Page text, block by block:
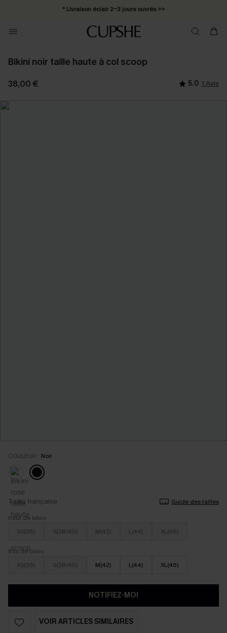
* Livraison éclair 2-3 jours ouvrés >>
Bikini noir taille haute à col scoop
38,00 € 5.0 1 Avis
COULEUR: Noir
Taille française
Guide des tailles
Haut de bikini
XS(36)
S(38/40) M(42) L(44) XL(46)
Bas de bikini
XS(36)
S(38/40) M(42) L(44) XL(46)
NOTIFIEZ-MOI
VOIR ARTICLES SIMILAIRES